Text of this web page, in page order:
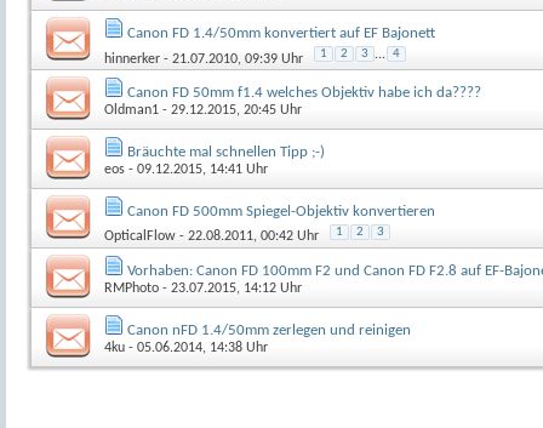
Canon FD 1.4/50mm konvertiert auf EF Bajonett
hinnerker - 21.07.2010, 09:39 Uhr 1 2 3 ... 4
Canon FD 50mm f1.4 welches Objektiv habe ich da????
Oldman1 - 29.12.2015, 20:45 Uhr
Bräuchte mal schnellen Tipp ;-)
eos - 09.12.2015, 14:41 Uhr
Canon FD 500mm Spiegel-Objektiv konvertieren
OpticalFlow - 22.08.2011, 00:42 Uhr 1 2 3
Vorhaben: Canon FD 100mm F2 und Canon FD F2.8 auf EF-
RMPhoto - 23.07.2015, 14:12 Uhr
Canon nFD 1.4/50mm zerlegen und reinigen
4ku - 05.06.2014, 14:38 Uhr